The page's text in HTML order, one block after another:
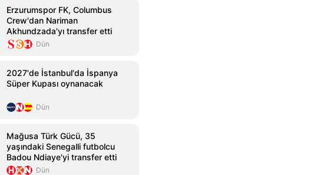
Erzurumspor FK, Columbus
Crew'dan Nariman
Akhundzada'yı transfer etti
Dün
2027'de İstanbul'da İspanya
Süper Kupası oynanacak
Dün
Mağusa Türk Gücü, 35
yaşındaki Senegalli futbolcu
Badou Ndiaye'yi transfer etti
Dün